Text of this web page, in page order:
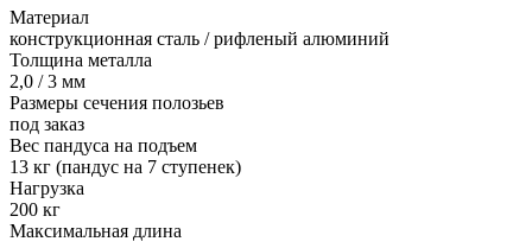
Материал
конструкционная сталь / рифленый алюминий
Толщина металла
2,0 / 3 мм
Размеры сечения полозьев
под заказ
Вес пандуса на подъем
13 кг (пандус на 7 ступенек)
Нагрузка
200 кг
Максимальная длина